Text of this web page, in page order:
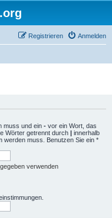
Anmelden
Registrieren
muss und ein - vor ein Wort, das
Wörter getrennt durch | innerhalb
werden muss. Benutzen Sie ein *
verwenden